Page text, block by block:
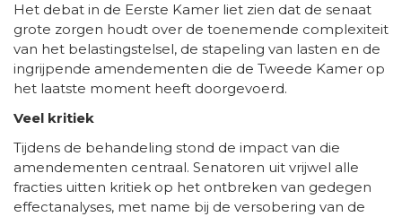
Het debat in de Eerste Kamer liet zien dat de senaat
grote zorgen houdt over de toenemende complexiteit
van het belastingstelsel, de stapeling van lasten en de
ingrijpende amendementen die de Tweede Kamer op
het laatste moment heeft doorgevoerd.
Veel kritiek
Tijdens de behandeling stond de impact van die
amendementen centraal. Senatoren uit vrijwel alle
fracties uitten kritiek op het ontbreken van gedegen
effectanalyses, met name bij de versobering van de